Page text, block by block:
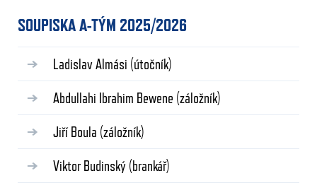
SOUPISKA A-TÝM 2025/2026
Ladislav Almási (útočník)
Abdullahi Ibrahim Bewene (záložník)
Jiří Boula (záložník)
Viktor Budinský (brankář)